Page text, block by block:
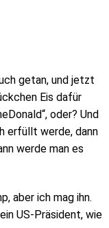
getan, und jetzt
Eis dafür
oder? Und
erfüllt werde, dann
werde man es
aber ich mag ihn.
US-Präsident, wie